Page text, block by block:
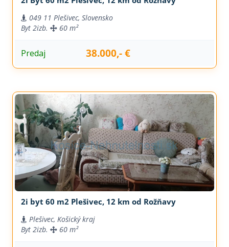
049 11 Plešivec, Slovensko
Byt 2izb. 60 m²
Predaj 38.000,- €
2i byt 60 m2 Plešivec, 12 km od Rožňavy
Plešivec, Košický kraj
Byt 2izb. 60 m²